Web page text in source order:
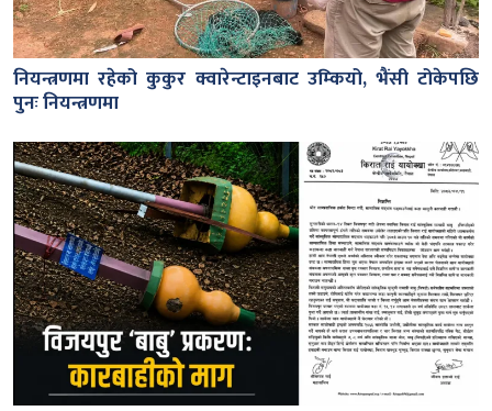
नियन्त्रणमा रहेको कुकुर क्वारेन्टाइनबाट उम्कियो, भैंसी टोकेपछि
पुनः नियन्त्रणमा